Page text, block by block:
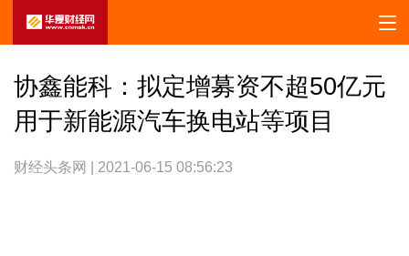
协鑫能科：拟定增募资不超50亿元
用于新能源汽车换电站等项目
财经头条网 | 2021-06-15 08:56:23